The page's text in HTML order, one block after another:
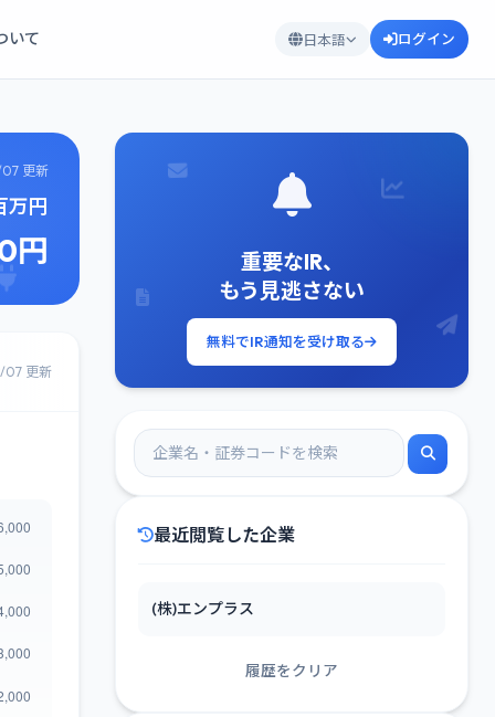
いて 日本語 ログイン
更新
万円
円
更新
重要なIR、
もう見逃さない
無料でIR通知を受け取る
最近閲覧した企業
(株)エンプラス
履歴をクリア